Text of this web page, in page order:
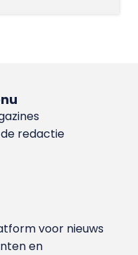
redactie
voor nieuws
en